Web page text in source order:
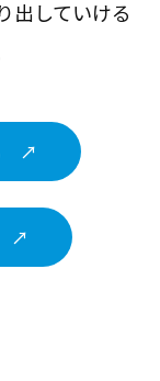
出していける
↗︎
↗︎